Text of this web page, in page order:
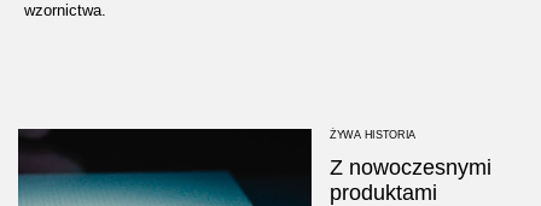
wzornictwa.
ŻYWA HISTORIA
Z nowoczesnymi
produktami